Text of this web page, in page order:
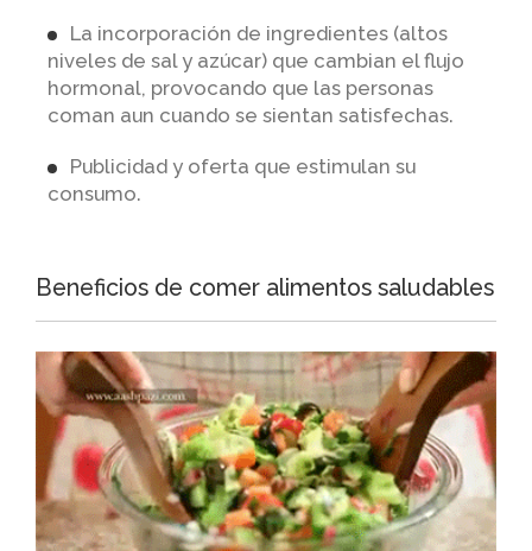
La incorporación de ingredientes (altos
niveles de sal y azúcar) que cambian el flujo
hormonal, provocando que las personas
coman aun cuando se sientan satisfechas.
Publicidad y oferta que estimulan su
consumo.
Beneficios de comer alimentos saludables